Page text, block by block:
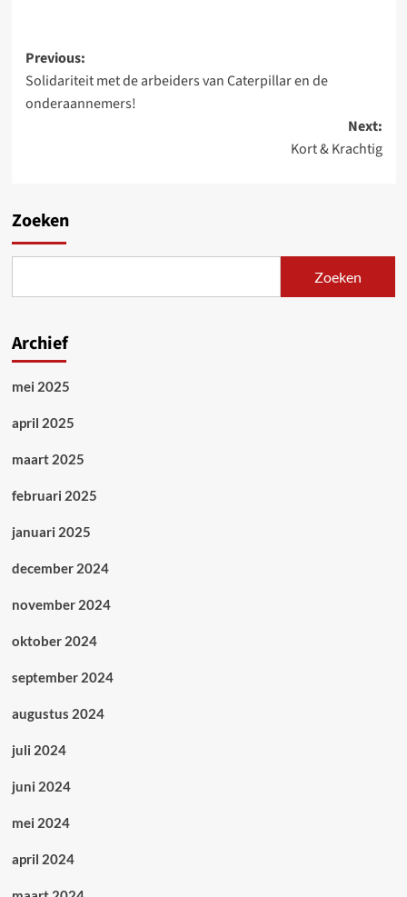
Post
navigation
Previous:
Solidariteit met de arbeiders van Caterpillar en de
onderaannemers!
Next:
Kort & Krachtig
Zoeken
Zoeken
Archief
mei 2025
april 2025
maart 2025
februari 2025
januari 2025
december 2024
november 2024
oktober 2024
september 2024
augustus 2024
juli 2024
juni 2024
mei 2024
april 2024